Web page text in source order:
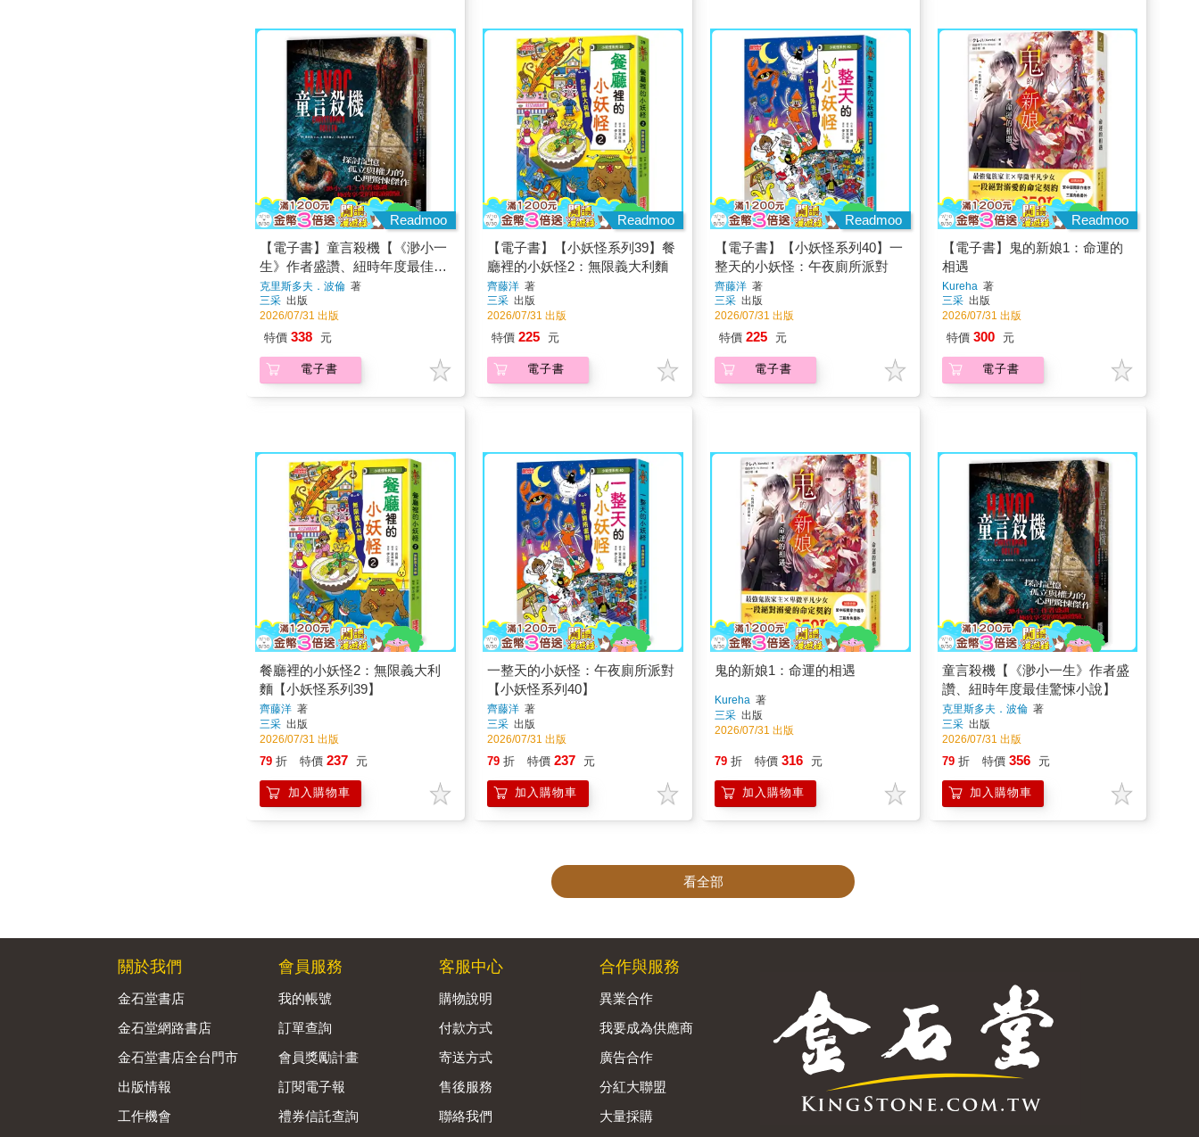
Readmoo
【電子書】童言殺機【《渺小一
生》作者盛讚、紐時年度最佳驚
悚小說】
克里斯多夫．波倫 著
三采 出版
2026/07/31 出版
特價 338 元
電子書
Readmoo
【電子書】【小妖怪系列39】餐
廳裡的小妖怪2：無限義大利麵
齊藤洋著
三采 出版
2026/07/31 出版
特價 225 元
電子書
Readmoo
【電子書】【小妖怪系列40】一
整天的小妖怪：午夜廁所派對
齊藤洋著
三采 出版
2026/07/31 出版
特價 225 元
電子書
Readmoo
【電子書】鬼的新娘1：命運的
相遇
Kureha 著
三采 出版
2026/07/31 出版
特價 300 元
電子書
餐廳裡的小妖怪2：無限義大利
麵【小妖怪系列39】
齊藤洋 著
三采 出版
2026/07/31 出版
79 折 特價 237 元
加入購物車
一整天的小妖怪：午夜廁所派對
【小妖怪系列40】
齊藤洋著
三采 出版
2026/07/31 出版
79 折 特價 237 元
加入購物車
鬼的新娘1：命運的相遇
Kureha著
三采 出版
2026/07/31 出版
79 折 特價 316 元
加入購物車
童言殺機【《渺小一生》作者盛
讚、紐時年度最佳驚悚小說】
克里斯多夫．波倫著
三采 出版
2026/07/31 出版
79 折 特價 356 元
加入購物車
看全部
關於我們
金石堂書店
金石堂網路書店
金石堂書店全台門市
出版情報
工作機會
會員服務
我的帳號
訂單查詢
會員獎勵計畫
訂閱電子報
禮券信託查詢
客服中心
購物說明
付款方式
寄送方式
售後服務
聯絡我們
合作與服務
異業合作
我要成為供應商
廣告合作
分紅大聯盟
大量採購